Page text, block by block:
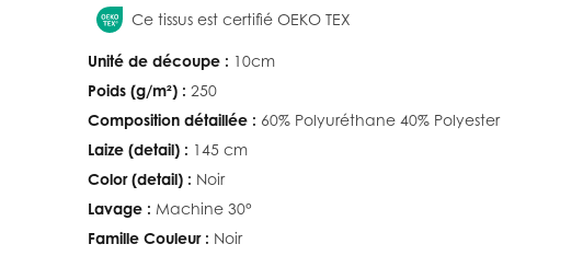
Ce tissus est certifié OEKO TEX
Unité de découpe : 10cm
Poids (g/m²) : 250
Composition détaillée : 60% Polyuréthane 40% Polyester
Laize (detail) : 145 cm
Color (detail) : Noir
Lavage : Machine 30°
Famille Couleur : Noir